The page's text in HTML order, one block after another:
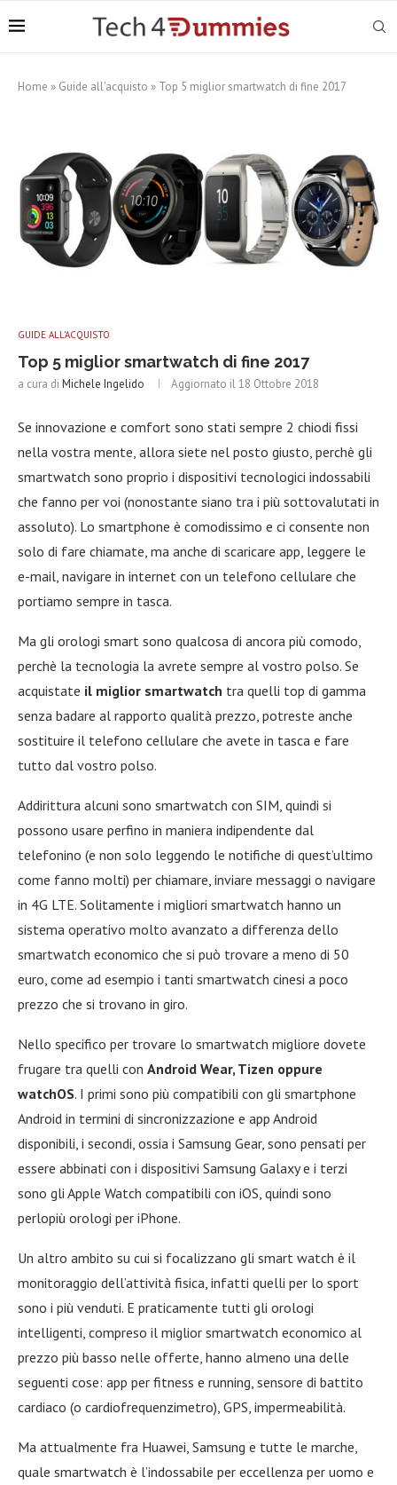
Home » Guide all'acquisto » Top 5 miglior smartwatch di fine 2017
GUIDE ALL'ACQUISTO
Top 5 miglior smartwatch di fine 2017
a cura di Michele Ingelido Aggiornato il18 Ottobre 2018
Se innovazione e comfort sono stati sempre 2 chiodi fissi
nella vostra mente, allora siete nel posto giusto, perchè gli
smartwatch sono proprio i dispositivi tecnologici indossabili
che fanno per voi (nonostante siano tra i più sottovalutati in
assoluto). Lo smartphone è comodissimo e ci consente non
solo di fare chiamate, ma anche di scaricare app, leggere le
e-mail, navigare in internet con un telefono cellulare che
portiamo sempre in tasca.
Ma gli orologi smart sono qualcosa di ancora più comodo,
perchè la tecnologia la avrete sempre al vostro polso. Se
acquistate il miglior smartwatch tra quelli top di gamma
senza badare al rapporto qualità prezzo, potreste anche
sostituire il telefono cellulare che avete in tasca e fare
tutto dal vostro polso.
Addirittura alcuni sono smartwatch con SIM, quindi si
possono usare perfino in maniera indipendente dal
telefonino (e non solo leggendo le notifiche di quest’ultimo
come fanno molti) per chiamare, inviare messaggi o navigare
in 4G LTE. Solitamente i migliori smartwatch hanno un
sistema operativo molto avanzato a differenza dello
smartwatch economico che si può trovare a meno di 50
euro, come ad esempio i tanti smartwatch cinesi a poco
prezzo che si trovano in giro.
Nello specifico per trovare lo smartwatch migliore dovete
frugare tra quelli con Android Wear, Tizen oppure
watchOS. I primi sono più compatibili con gli smartphone
Android in termini di sincronizzazione e app Android
disponibili, i secondi, ossia i Samsung Gear, sono pensati per
essere abbinati con i dispositivi Samsung Galaxy e i terzi
sono gli Apple Watch compatibili con iOS, quindi sono
perlopiù orologi per iPhone.
Un altro ambito su cui si focalizzano gli smart watch è il
monitoraggio dell’attività fisica, infatti quelli per lo sport
sono i più venduti. E praticamente tutti gli orologi
intelligenti, compreso il miglior smartwatch economico al
prezzo più basso nelle offerte, hanno almeno una delle
seguenti cose: app per fitness e running, sensore di battito
cardiaco (o cardiofrequenzimetro), GPS, impermeabilità.
Ma attualmente fra Huawei, Samsung e tutte le marche,
quale smartwatch è l’indossabile per eccellenza per uomo e